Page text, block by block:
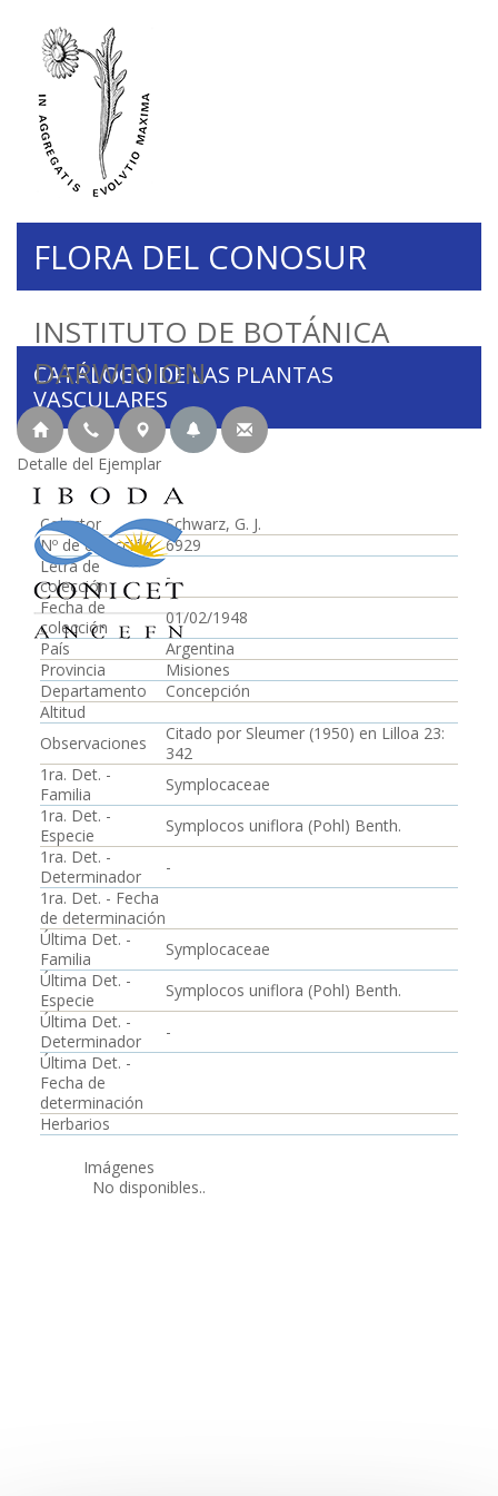
INSTITUTO DE BOTÁNICA
DARWINION
FLORA DEL CONOSUR
CATÁLOGO DE LAS PLANTAS
VASCULARES
Detalle del Ejemplar
Colector
Schwarz, G. J.
Nº de colección
6929
Letra de
colección
-
Fecha de
colección
01/02/1948
País
Argentina
Provincia
Misiones
Departamento
Concepción
Altitud
Observaciones
Citado por Sleumer (1950) en Lilloa 23:
342
1ra. Det. -
Familia
Symplocaceae
1ra. Det. -
Especie
Symplocos uniflora (Pohl) Benth.
1ra. Det. -
Determinador
-
1ra. Det. - Fecha
de determinación
Última Det. -
Familia
Symplocaceae
Última Det. -
Especie
Symplocos uniflora (Pohl) Benth.
Última Det. -
Determinador
-
Última Det. -
Fecha de
determinación
Herbarios
Imágenes
No disponibles..